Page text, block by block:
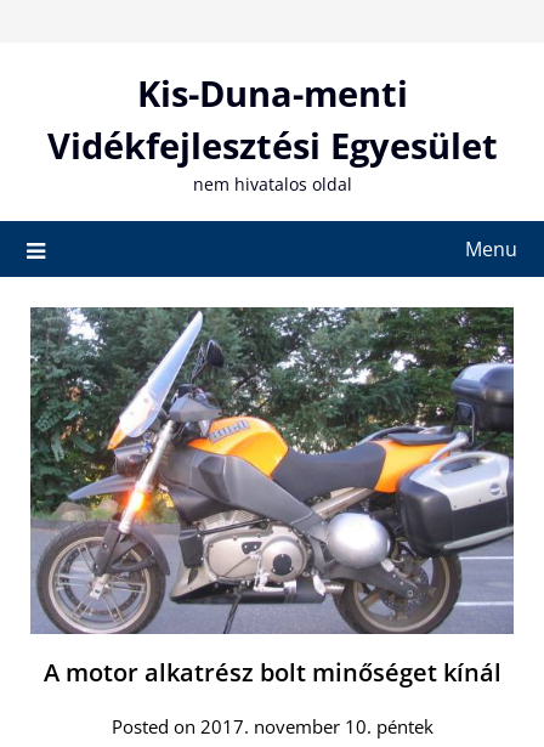
Kis-Duna-menti
Vidékfejlesztési Egyesület
nem hivatalos oldal
Menu
A motor alkatrész bolt minőséget kínál
Posted on 2017. november 10. péntek